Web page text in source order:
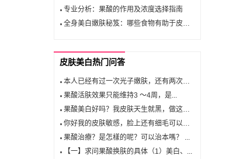
专业分析：果酸的作用及浓度选择指南
全身美白嫩肤秘笈：哪些食物有助于皮肤美白？
皮肤美白热门问答
本人已经有过一次光子嫩肤，还有两次果...
果酸活肤效果只能维持3 ～4周，是...
果酸美白好吗？我皮肤天生就黑，做这个...
你好我的皮肤敏感，脸上还有细毛可以去...
果酸治療？是怎樣的呢？可以治本嗎？ ...
【一】求问果酸换肤的具体（1）美白、...